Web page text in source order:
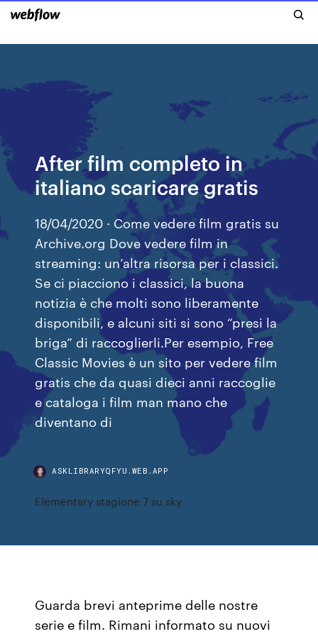
After film completo in
italiano scaricare gratis
18/04/2020 · Come vedere film gratis su
Archive.org Dove vedere film in
streaming: un’altra risorsa per i classici.
Se ci piacciono i classici, la buona
notizia è che molti sono liberamente
disponibili, e alcuni siti si sono “presi la
briga” di raccoglierli.Per esempio, Free
Classic Movies è un sito per vedere film
gratis che da quasi dieci anni raccoglie
e cataloga i film man mano che
diventano di
ASKLIBRARYQFYU.WEB.APP
Elementary stagione 7 su sky
Guarda brevi anteprime delle nostre
serie e film. Rimani informato su nuovi